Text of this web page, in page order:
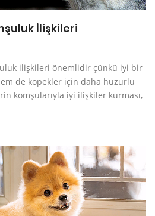
İlişkileri
ilişkileri önemlidir çünkü iyi bir
de köpekler için daha huzurlu
komşularıyla iyi ilişkiler kurması,